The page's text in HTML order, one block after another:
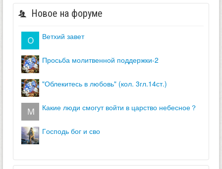
Новое на форуме
ветхий завет
просьба молитвенной поддержки-2
"облекитесь в любовь" (кол. 3гл.14ст.)
какие люди смогут войти в царство небесное？
господь бог и сво